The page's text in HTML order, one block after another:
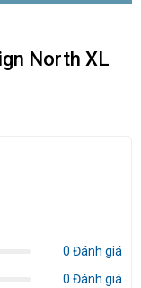
North XL
0 Đánh giá
0 Đánh giá